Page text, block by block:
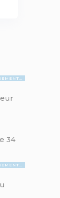
BIBLIQUES
34
BIBLIQUES